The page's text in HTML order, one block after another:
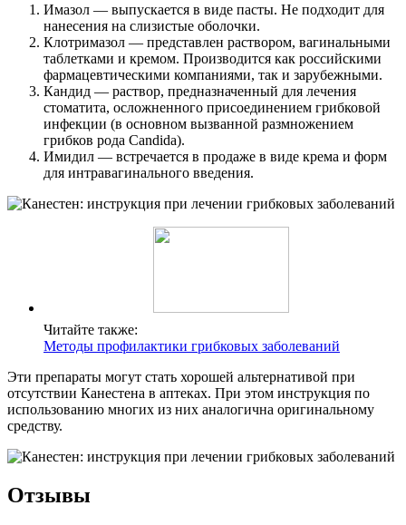
Имазол — выпускается в виде пасты. Не подходит для
нанесения на слизистые оболочки.
Клотримазол — представлен раствором, вагинальными
таблетками и кремом. Производится как российскими
фармацевтическими компаниями, так и зарубежными.
Кандид — раствор, предназначенный для лечения
стоматита, осложненного присоединением грибковой
инфекции (в основном вызванной размножением
грибков рода Candida).
Имидил — встречается в продаже в виде крема и форм
для интравагинального введения.
Читайте также:
Методы профилактики грибковых заболеваний
Эти препараты могут стать хорошей альтернативой при
отсутствии Канестена в аптеках. При этом инструкция по
использованию многих из них аналогична оригинальному
средству.
Отзывы